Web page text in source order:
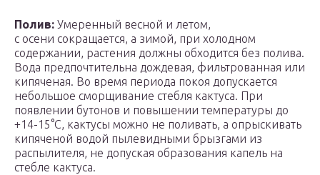
Полив: Умеренный весной и летом,
с осени сокращается, а зимой, при холодном
содержании, растения должны обходится без полива.
Вода предпочтительна дождевая, фильтрованная или
кипяченая. Во время периода покоя допускается
небольшое сморщивание стебля кактуса. При
появлении бутонов и повышении температуры до
+14-15°С, кактусы можно не поливать, а опрыскивать
кипяченой водой пылевидными брызгами из
распылителя, не допуская образования капель на
стебле кактуса.